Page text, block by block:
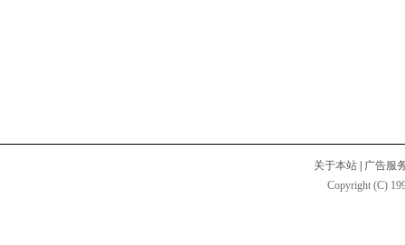
关于本站
广告服
Copyright (C)